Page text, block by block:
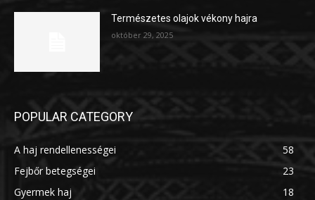
Természetes olajok vékony hajra
október 29, 2025
POPULAR CATEGORY
A haj rendellenességei
58
Fejbőr betegségei
23
Gyermek haj
18